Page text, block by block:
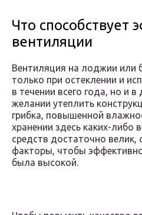
Что способствует
вентиляции
Вентиляция на лоджии или
только при остеклении и
в течении всего года, но и в
желании утеплить
грибка, повышенной
хранении здесь каких-либо
средств достаточно велик,
факторы, чтобы
была высокой.